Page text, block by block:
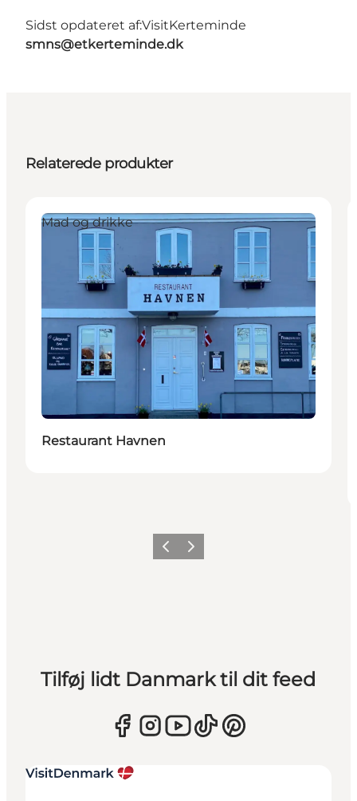
Sidst opdateret af:VisitKerteminde
smns@etkerteminde.dk
Relaterede produkter
Mad og drikke
Restaurant Havnen
ForrigeNæste
Tilføj lidt Danmark til dit feed